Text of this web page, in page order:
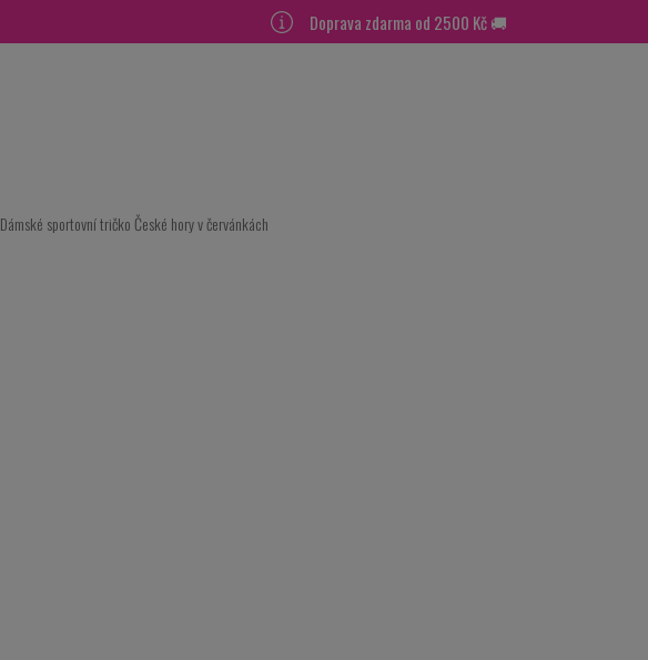
Doprava zdarma od 2500 Kč 🚚
Dámské sportovní tričko České hory v červánkách